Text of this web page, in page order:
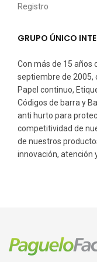
Registro
GRUPO ÚNICO
Con más de 15 años
septiembre de 2005,
Papel continuo,
Códigos de barra y
anti hurto para
competitividad de
de nuestros
innovación, atención